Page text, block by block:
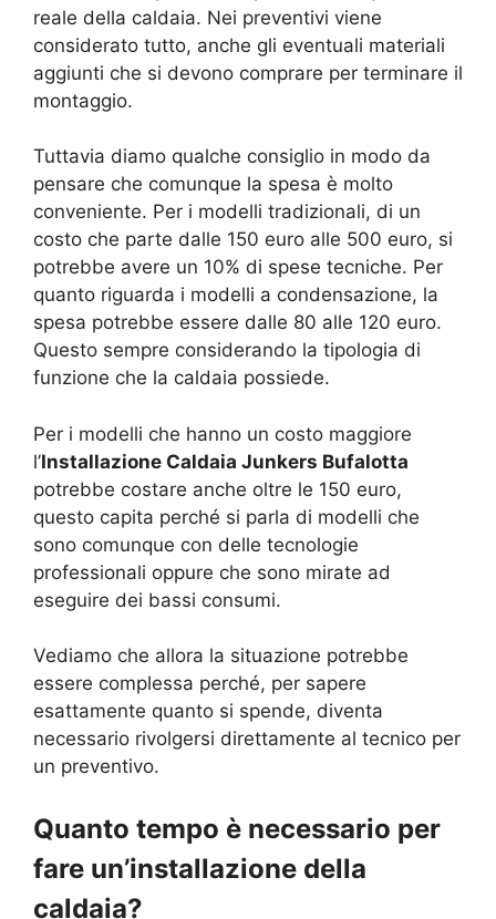
reale della caldaia. Nei preventivi viene
considerato tutto, anche gli eventuali materiali
aggiunti che si devono comprare per terminare il
montaggio.
Tuttavia diamo qualche consiglio in modo da
pensare che comunque la spesa è molto
conveniente. Per i modelli tradizionali, di un
costo che parte dalle 150 euro alle 500 euro, si
potrebbe avere un 10% di spese tecniche. Per
quanto riguarda i modelli a condensazione, la
spesa potrebbe essere dalle 80 alle 120 euro.
Questo sempre considerando la tipologia di
funzione che la caldaia possiede.
Per i modelli che hanno un costo maggiore
l’Installazione Caldaia Junkers Bufalotta
potrebbe costare anche oltre le 150 euro,
questo capita perché si parla di modelli che
sono comunque con delle tecnologie
professionali oppure che sono mirate ad
eseguire dei bassi consumi.
Vediamo che allora la situazione potrebbe
essere complessa perché, per sapere
esattamente quanto si spende, diventa
necessario rivolgersi direttamente al tecnico per
un preventivo.
Quanto tempo è necessario per
fare un’installazione della
caldaia?